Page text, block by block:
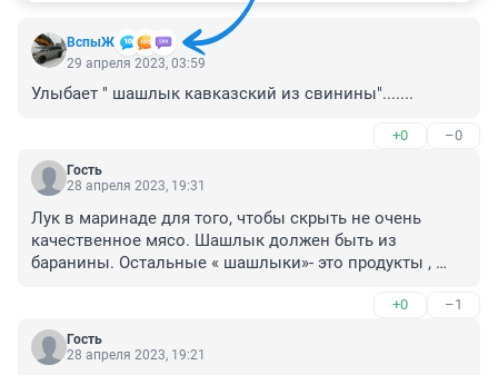
ВспыЖ
29 апреля 2023, 03:59
Улыбает " шашлык кавказский из свинины".......
+0 –0
Гость
28 апреля 2023, 19:31
Лук в маринаде для того, чтобы скрыть не очень
качественное мясо. Шашлык должен быть из
баранины. Остальные « шашлыки»- это продукты ,
мариновать отдельно и потом подавать к готовому
шашлыку. Попробуйте один раз так и потом это
станет вашим правилом. Можно один раз сделать по-
+0 –1
Гость
28 апреля 2023, 19:21